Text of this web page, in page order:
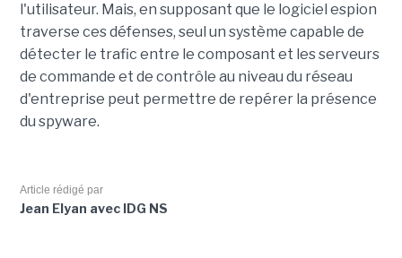
l'utilisateur. Mais, en supposant que le logiciel espion
traverse ces défenses, seul un système capable de
détecter le trafic entre le composant et les serveurs
de commande et de contrôle au niveau du réseau
d'entreprise peut permettre de repérer la présence
du spyware.
Article rédigé par
Jean Elyan avec IDG NS